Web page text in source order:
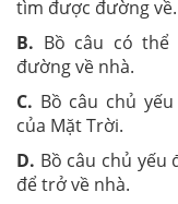
tìm được đường về.
B. Bồ câu có
đường về nhà.
C. Bồ câu chủ
của Mặt Trời.
D. Bồ câu chủ
để trở về nhà.